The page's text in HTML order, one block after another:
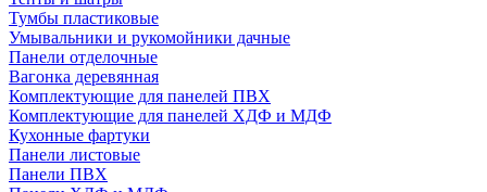
Тумбы пластиковые
Умывальники и рукомойники дачные
Панели отделочные
Вагонка деревянная
Комплектующие для панелей ПВХ
Комплектующие для панелей ХДФ и МДФ
Кухонные фартуки
Панели листовые
Панели ПВХ